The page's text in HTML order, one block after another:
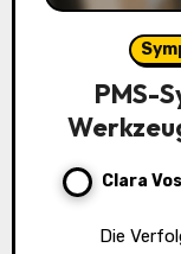
PMS-
Clara
Die Verfolgung von PMS-Symptomen ist